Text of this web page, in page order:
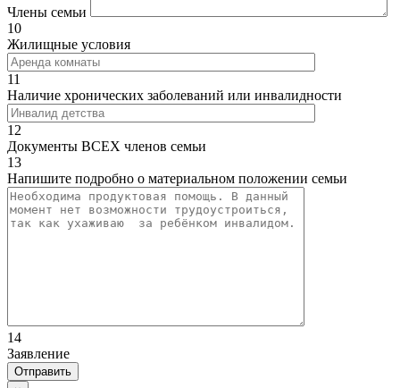
Члены семьи
10
Жилищные условия
11
Наличие хронических заболеваний или инвалидности
12
Документы ВСЕХ членов семьи
13
Напишите подробно о материальном положении семьи
14
Заявление